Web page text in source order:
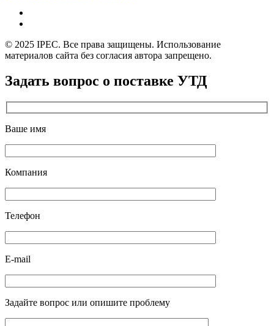
© 2025 IPEC. Все права защищены. Использование
материалов сайта без согласия автора запрещено.
Задать вопрос о поставке УТД
Ваше имя
Компания
Телефон
E-mail
Задайте вопрос или опишите проблему